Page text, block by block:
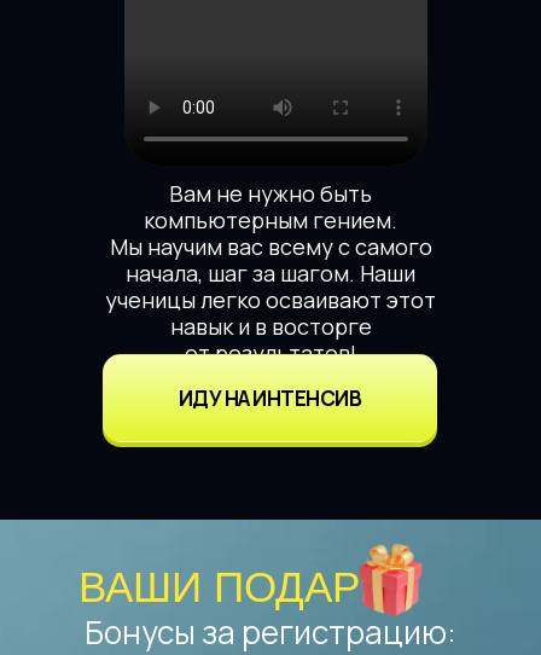
Вам не нужно быть
компьютерным гением.
Мы научим вас всему с самого
начала, шаг за шагом. Наши
ученицы легко осваивают этот
навык и в восторге
от результатов!
ИДУ НА ИНТЕНСИВ
ВАШИ ПОДАРКИ
Бонусы за регистрацию: